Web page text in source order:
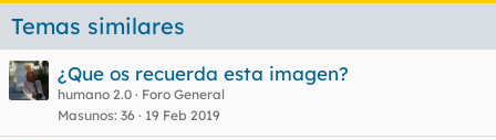
Temas similares
¿Que os recuerda esta imagen?
humano 2.0
Foro General
Masunos 36 19 Feb 2019